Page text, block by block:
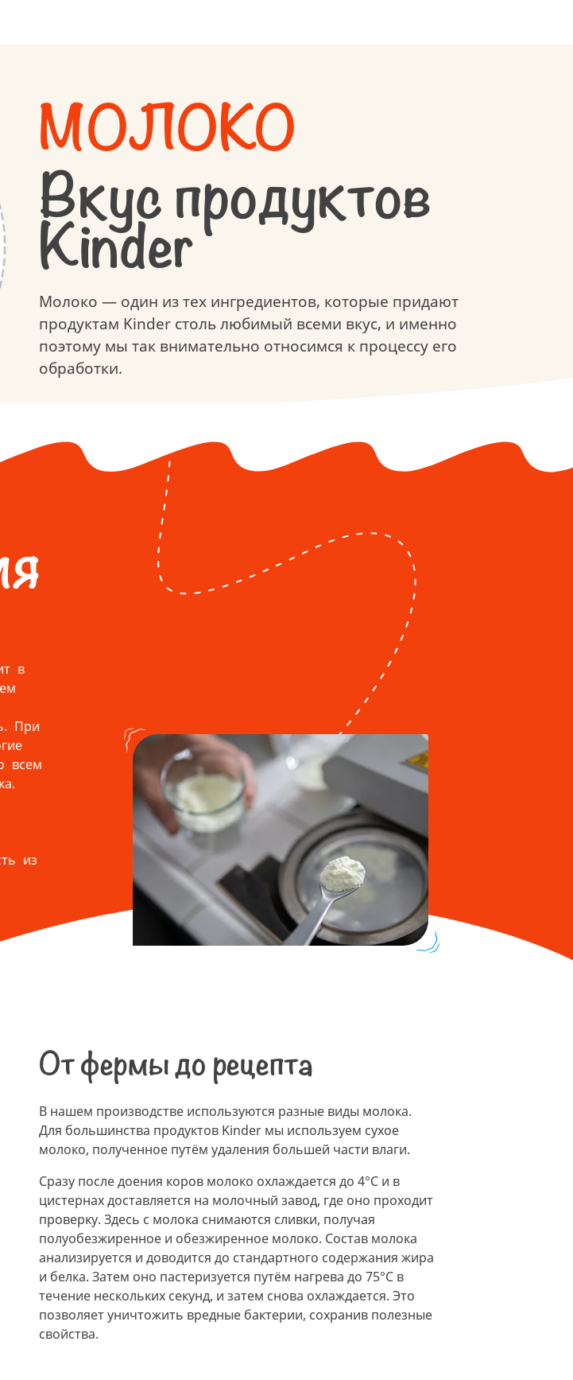
МОЛОКО
Вкус продуктов
Kinder
Молоко — один из тех ингредиентов, которые придают
продуктам Kinder столь любимый всеми вкус, и именно
поэтому мы так внимательно относимся к процессу его
обработки.
в
При
всем
из
От фермы до рецепта
В нашем производстве используются разные виды молока.
Для большинства продуктов Kinder мы используем сухое
молоко, полученное путём удаления большей части влаги.
Сразу после доения коров молоко охлаждается до 4°C и в
цистернах доставляется на молочный завод, где оно проходит
проверку. Здесь с молока снимаются сливки, получая
полуобезжиренное и обезжиренное молоко. Состав молока
анализируется и доводится до стандартного содержания жира
и белка. Затем оно пастеризуется путём нагрева до 75°C в
течение нескольких секунд, и затем снова охлаждается. Это
позволяет уничтожить вредные бактерии, сохранив полезные
свойства.